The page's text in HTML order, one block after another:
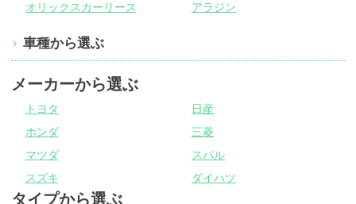
オリックスカーリース アラジン
車種から選ぶ
メーカーから選ぶ
トヨタ
日産
ホンダ
三菱
マツダ
スバル
スズキ
ダイハツ
タイプから選ぶ